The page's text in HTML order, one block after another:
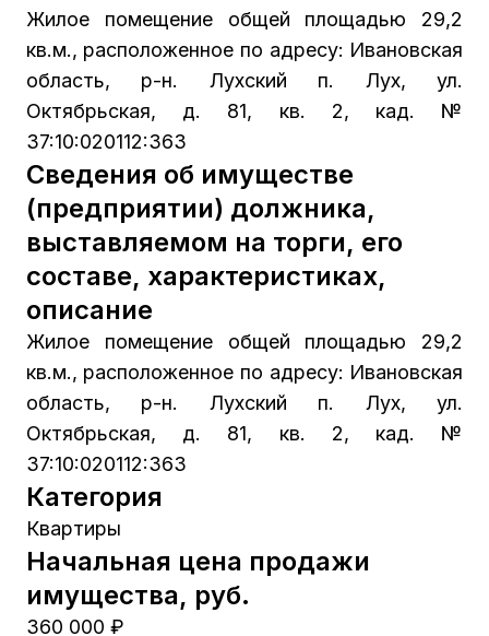
Жилое помещение общей площадью 29,2
кв.м., расположенное по адресу: Ивановская
область, р-н. Лухский п. Лух, ул.
Октябрьская, д. 81, кв. 2, кад. №
37:10:020112:363
Сведения об имуществе
(предприятии) должника,
выставляемом на торги, его
составе, характеристиках,
описание
Жилое помещение общей площадью 29,2
кв.м., расположенное по адресу: Ивановская
область, р-н. Лухский п. Лух, ул.
Октябрьская, д. 81, кв. 2, кад. №
37:10:020112:363
Категория
Квартиры
Начальная цена продажи
имущества, руб.
360 000 ₽